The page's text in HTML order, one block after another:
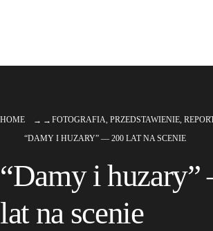
HOME FOTOGRAFIA PRZEDSTAWIENIE
“DAMY I HUZARY” — 200 LAT NA SCENIE
“Damy i
lat na scenie